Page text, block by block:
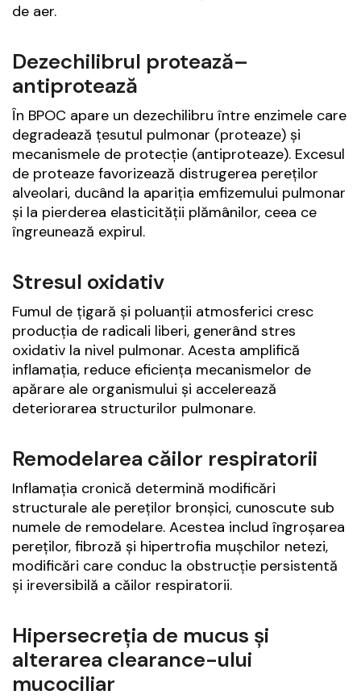
de aer.
Dezechilibrul protează–
antiprotează
În BPOC apare un dezechilibru între enzimele care
degradează țesutul pulmonar (proteaze) și
mecanismele de protecție (antiproteaze). Excesul
de proteaze favorizează distrugerea pereților
alveolari, ducând la apariția emfizemului pulmonar
și la pierderea elasticității plămânilor, ceea ce
îngreunează expirul.
Stresul oxidativ
Fumul de țigară și poluanții atmosferici cresc
producția de radicali liberi, generând stres
oxidativ la nivel pulmonar. Acesta amplifică
inflamația, reduce eficiența mecanismelor de
apărare ale organismului și accelerează
deteriorarea structurilor pulmonare.
Remodelarea căilor respiratorii
Inflamația cronică determină modificări
structurale ale pereților bronșici, cunoscute sub
numele de remodelare. Acestea includ îngroșarea
pereților, fibroză și hipertrofia mușchilor netezi,
modificări care conduc la obstrucție persistentă
și ireversibilă a căilor respiratorii.
Hipersecreția de mucus și
alterarea clearance-ului
mucociliar